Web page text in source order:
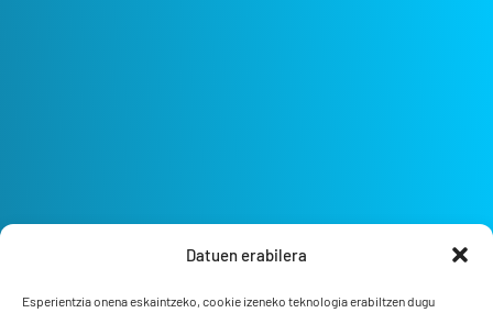
Datuen erabilera
Esperientzia onena eskaintzeko, cookie izeneko teknologia erabiltzen dugu